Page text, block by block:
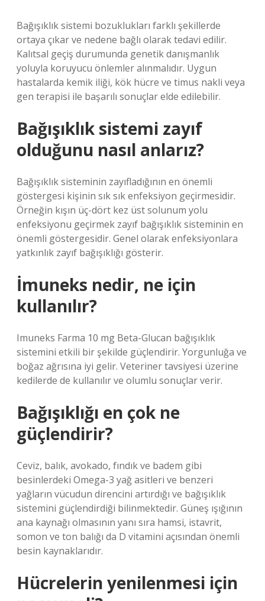
Bağışıklık sistemi bozuklukları farklı şekillerde
ortaya çıkar ve nedene bağlı olarak tedavi edilir.
Kalıtsal geçiş durumunda genetik danışmanlık
yoluyla koruyucu önlemler alınmalıdır. Uygun
hastalarda kemik iliği, kök hücre ve timus nakli veya
gen terapisi ile başarılı sonuçlar elde edilebilir.
Bağışıklık sistemi zayıf
olduğunu nasıl anlarız?
Bağışıklık sisteminin zayıfladığının en önemli
göstergesi kişinin sık sık enfeksiyon geçirmesidir.
Örneğin kışın üç-dört kez üst solunum yolu
enfeksiyonu geçirmek zayıf bağışıklık sisteminin en
önemli göstergesidir. Genel olarak enfeksiyonlara
yatkınlık zayıf bağışıklığı gösterir.
İmuneks nedir, ne için
kullanılır?
Imuneks Farma 10 mg Beta-Glucan bağışıklık
sistemini etkili bir şekilde güçlendirir. Yorgunluğa ve
boğaz ağrısına iyi gelir. Veteriner tavsiyesi üzerine
kedilerde de kullanılır ve olumlu sonuçlar verir.
Bağışıklığı en çok ne
güçlendirir?
Ceviz, balık, avokado, fındık ve badem gibi
besinlerdeki Omega-3 yağ asitleri ve benzeri
yağların vücudun direncini artırdığı ve bağışıklık
sistemini güçlendirdiği bilinmektedir. Güneş ışığının
ana kaynağı olmasının yanı sıra hamsi, istavrit,
somon ve ton balığı da D vitamini açısından önemli
besin kaynaklarıdır.
Hücrelerin yenilenmesi için